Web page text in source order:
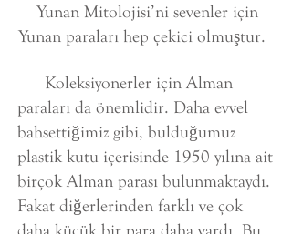
Yunan Mitolojisi’ni sevenler için
Yunan paraları hep çekici olmuştur.
Koleksiyonerler için Alman
paraları da önemlidir. Daha evvel
bahsettiğimiz gibi, bulduğumuz
plastik kutu içerisinde 1950 yılına ait
birçok Alman parası bulunmaktaydı.
Fakat diğerlerinden farklı ve çok